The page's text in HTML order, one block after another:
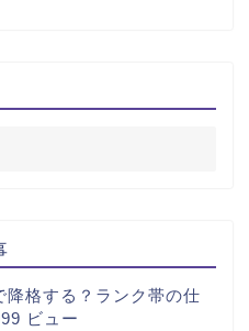
格する？ランク帯の仕
ビュー